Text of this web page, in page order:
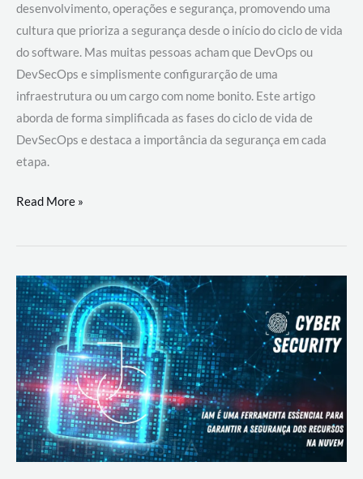
desenvolvimento, operações e segurança, promovendo uma
cultura que prioriza a segurança desde o início do ciclo de vida
do software. Mas muitas pessoas acham que DevOps ou
DevSecOps e simplismente configurarção de uma
infraestrutura ou um cargo com nome bonito. Este artigo
aborda de forma simplificada as fases do ciclo de vida de
DevSecOps e destaca a importância da segurança em cada
etapa.
DevSecOps
Prática:
Desenvolvimento,
Segurança
e
Operações
Read More »